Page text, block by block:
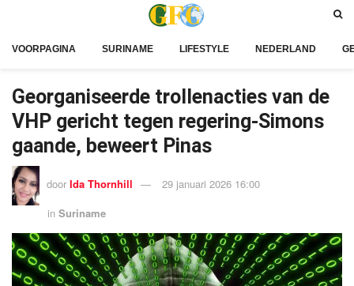
VOORPAGINA SURINAME LIFESTYLE NEDERLAND
Georganiseerde trollenacties van de
VHP gericht tegen regering-Simons
gaande, beweert Pinas
door Ida Thornhill
29 januari 2026 16:00
in Suriname